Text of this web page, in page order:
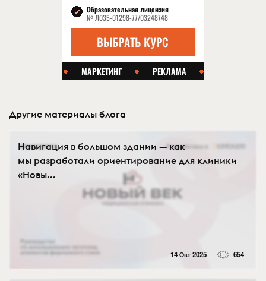
Другие материалы блога
Навигация в большом здании — как
мы разработали ориентирование для клиники
«Новы...
14 Окт 2025 654